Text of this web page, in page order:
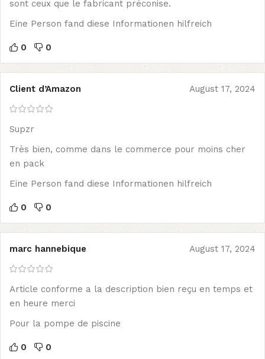
sont ceux que le fabricant préconise.
Eine Person fand diese Informationen hilfreich
0 0
Client d’Amazon August 17, 2024
Supzr
Très bien, comme dans le commerce pour moins cher
en pack
Eine Person fand diese Informationen hilfreich
0 0
marc hannebique August 17, 2024
Article conforme a la description bien reçu en temps et
en heure merci
Pour la pompe de piscine
0 0